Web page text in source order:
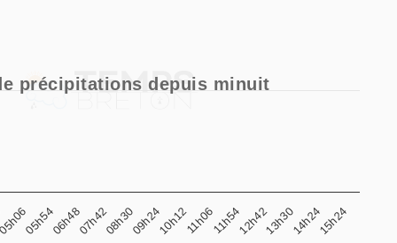
categories.
Précipitations (mm). Data ranges from -0.5
précipitations depuis minuit
05h5406h4807h4208h3009h2410h1211h0611h5412h4213h3014h2415h24